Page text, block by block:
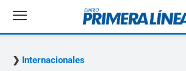
Internacionales